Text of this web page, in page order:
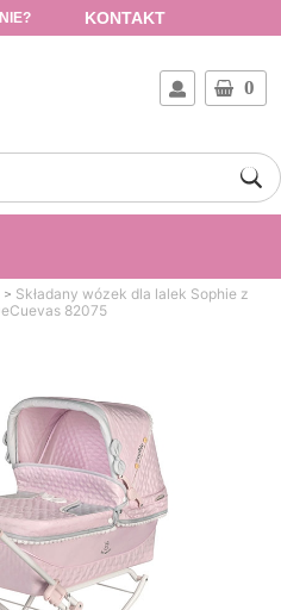
KONTAKT
0
Składany wózek dla lalek Sophie z
82075